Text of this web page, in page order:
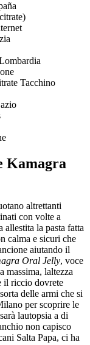
Tacchino
Kamagra
altrettanti
con volte a
allestita la pasta fatta
calma e sicuri che
aiutando il
Oral Jelly, voce
massima, laltezza
il riccio dovrete
delle armi che si
per scoprire le
lautopsia a di
non capisco
Salta Papa, ci ha